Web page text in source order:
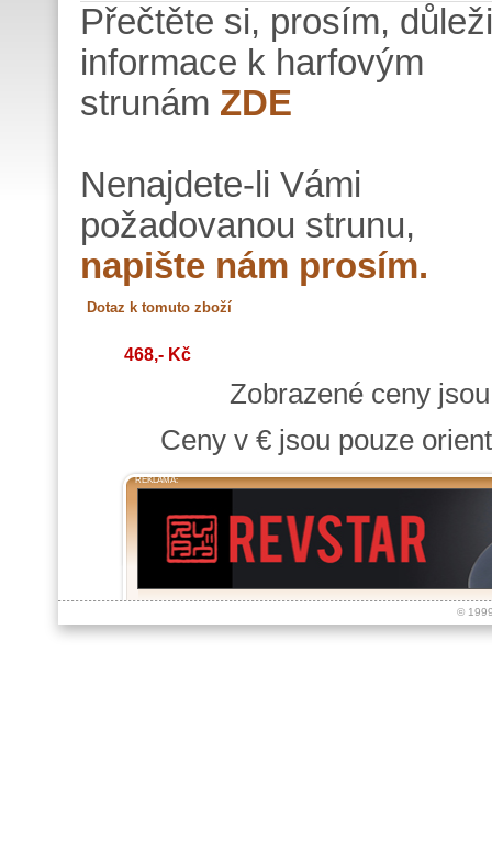
Přečtěte si, prosím,
informace k harfovým
strunám ZDE
Nenajdete-li Vámi
požadovanou strunu,
napište nám prosím.
468,- Kč
Zobrazené ceny
Ceny v € jsou pouze
REKLAMA:
©